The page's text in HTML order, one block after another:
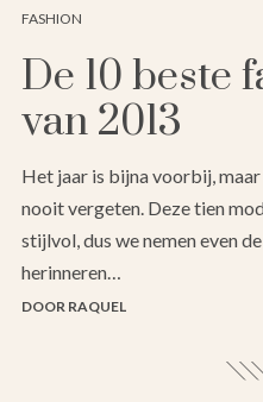
FASHION
De 10 beste
van 2013
Het jaar is bijna voorbij,
nooit vergeten. Deze tien
stijlvol, dus we nemen even
herinneren…
DOOR RAQUEL